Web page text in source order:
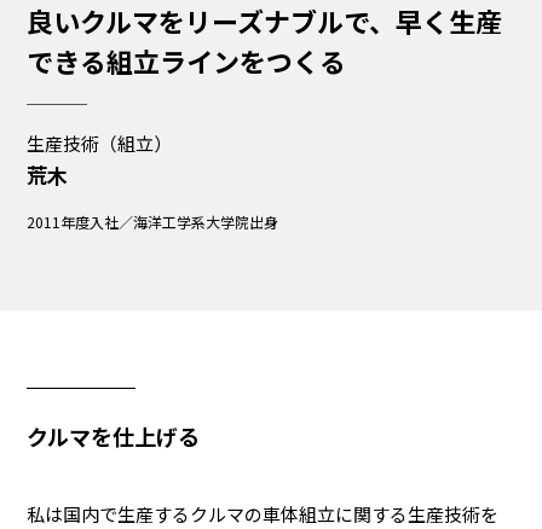
良いクルマをリーズナブルで、早く生産
できる組立ラインをつくる
生産技術（組立）
荒木
2011年度入社／海洋工学系大学院出身
クルマを仕上げる
私は国内で生産するクルマの車体組立に関する生産技術を